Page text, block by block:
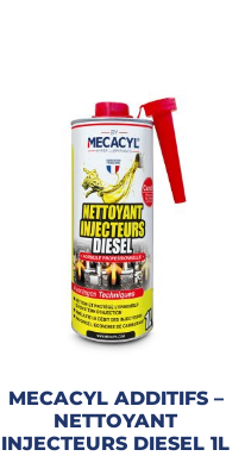
MECACYL ADDITIFS –
NETTOYANT
INJECTEURS DIESEL 1L